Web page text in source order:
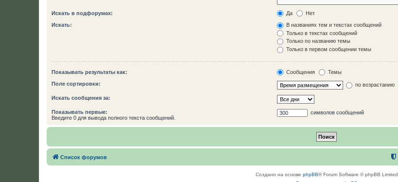
Искать в подфорумах: Да Нет
Искать:
В названиях тем и текстах сообщений
Только в текстах сообщений
Только по названию темы
Только в первом сообщении темы
Показывать результаты как: Сообщения Темы
Поле сортировки: по возрастанию
Искать сообщения за:
Показывать первые:
Введите 0 для вывода полного текста сообщений.
символов сообщений
Список форумов
Создано на основе phpBB® Forum Software © phpBB Limited